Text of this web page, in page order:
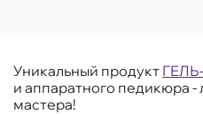
Уникальный продукт
и аппаратного педикюра
мастера!